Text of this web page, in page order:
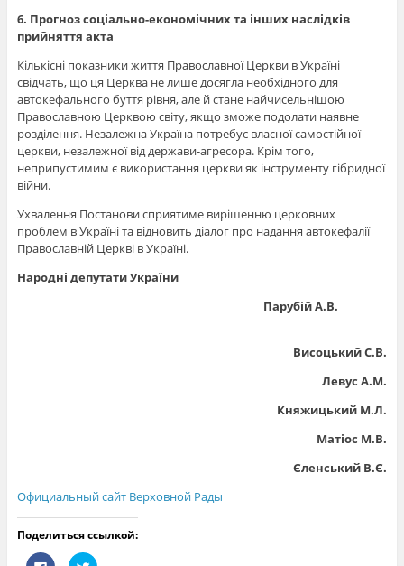
6. Прогноз соціально-економічних та інших наслідків
прийняття акта
Кількісні показники життя Православної Церкви в Україні
свідчать, що ця Церква не лише досягла необхідного для
автокефального буття рівня, але й стане найчисельнішою
Православною Церквою світу, якщо зможе подолати наявне
розділення. Незалежна Україна потребує власної самостійної
церкви, незалежної від держави-агресора. Крім того,
неприпустимим є використання церкви як інструменту гібридної
війни.
Ухвалення Постанови сприятиме вирішенню церковних
проблем в Україні та відновить діалог про надання автокефалії
Православній Церкві в Україні.
Народні депутати України
Парубій А.В.
Висоцький С.В.
Левус А.М.
Княжицький М.Л.
Матіос М.В.
Єленський В.Є.
Официальный сайт Верховной Рады
Поделиться ссылкой: